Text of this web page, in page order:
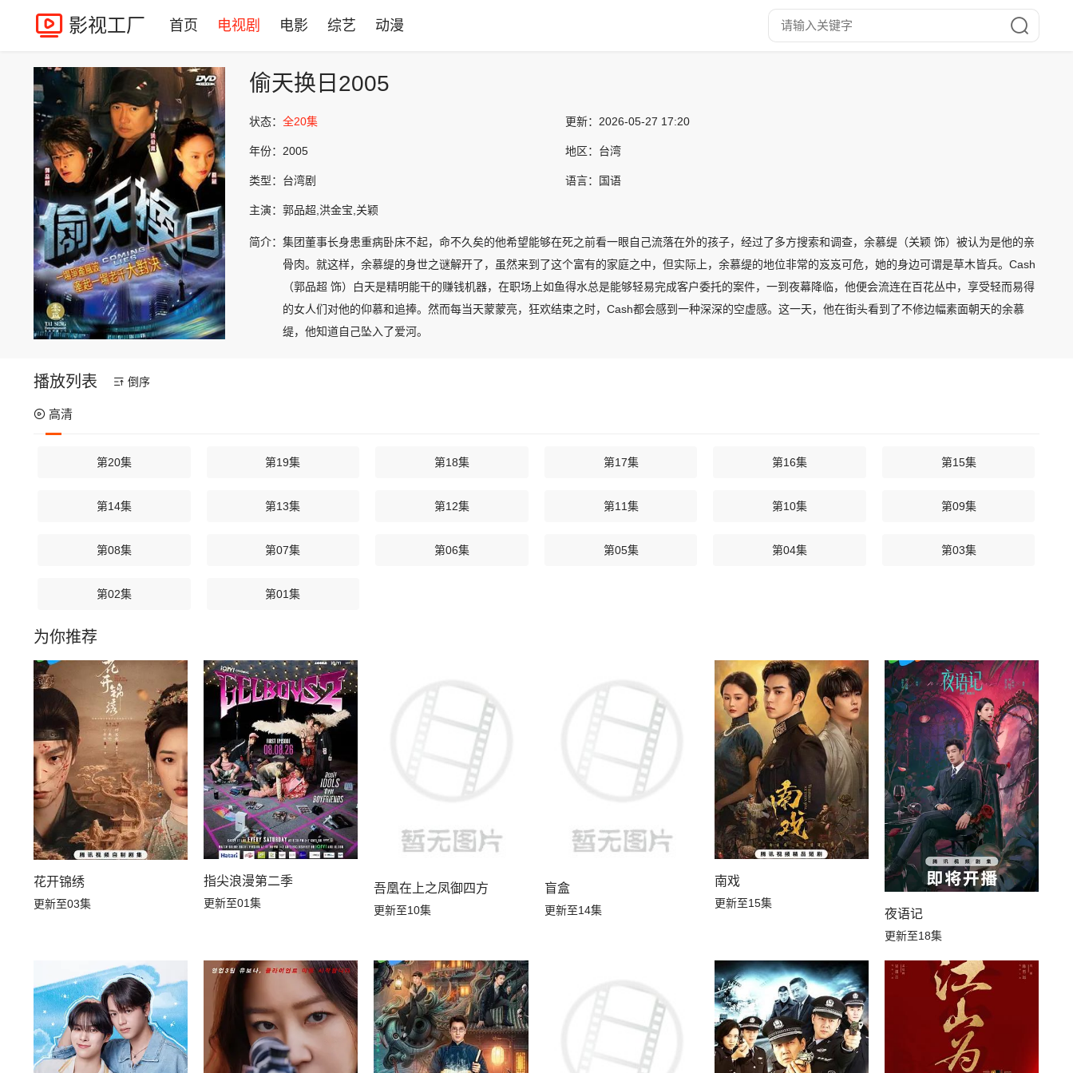
影视工厂 首页 电视剧 电影 综艺 动漫
偷天换日2005
状态： 全20集 更新： 2026-05-27 17:20
年份： 2005 地区： 台湾
类型： 台湾剧 语言： 国语
主演： 郭品超,洪金宝,关颖
简介： 集团董事长身患重病卧床不起，命不久矣的他希望能够在死之前看一眼自己流落在外的孩子，经过了多方搜索和调查，余慕缇（关颖 饰）被认为是他的亲
骨肉。就这样，余慕缇的身世之谜解开了，虽然来到了这个富有的家庭之中，但实际上，余慕缇的地位非常的岌岌可危，她的身边可谓是草木皆兵。Cash
（郭品超 饰）白天是精明能干的赚钱机器，在职场上如鱼得水总是能够轻易完成客户委托的案件，一到夜幕降临，他便会流连在百花丛中，享受轻而易得
的女人们对他的仰慕和追捧。然而每当天蒙蒙亮，狂欢结束之时，Cash都会感到一种深深的空虚感。这一天，他在街头看到了不修边幅素面朝天的余慕
缇，他知道自己坠入了爱河。
播放列表 倒序
高清
第20集 第19集 第18集 第17集 第16集 第15集
第14集 第13集 第12集 第11集 第10集 第09集
第08集 第07集 第06集 第05集 第04集 第03集
第02集 第01集
为你推荐
花开锦绣
更新至03集
指尖浪漫第二季
更新至01集
吾凰在上之凤御四方
更新至10集
盲盒
更新至14集
南戏
更新至15集
夜语记
更新至18集